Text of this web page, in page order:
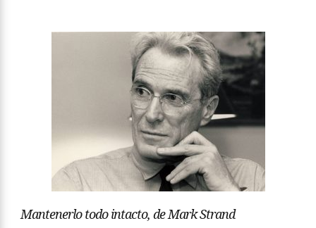
Mantenerlo todo intacto, de Mark Strand